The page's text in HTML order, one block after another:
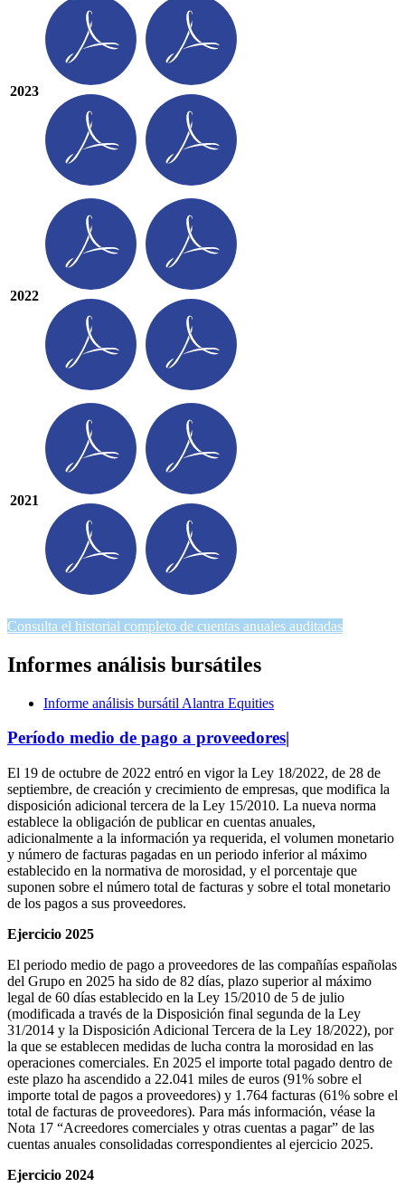
2023
2022
2021
Consulta el historial completo de cuentas anuales auditadas
Informes análisis bursátiles
Informe análisis bursátil Alantra Equities
Período medio de pago a proveedores|
El 19 de octubre de 2022 entró en vigor la Ley 18/2022, de 28 de
septiembre, de creación y crecimiento de empresas, que modifica la
disposición adicional tercera de la Ley 15/2010. La nueva norma
establece la obligación de publicar en cuentas anuales,
adicionalmente a la información ya requerida, el volumen monetario
y número de facturas pagadas en un periodo inferior al máximo
establecido en la normativa de morosidad, y el porcentaje que
suponen sobre el número total de facturas y sobre el total monetario
de los pagos a sus proveedores.
Ejercicio 2025
El periodo medio de pago a proveedores de las compañías españolas
del Grupo en 2025 ha sido de 82 días, plazo superior al máximo
legal de 60 días establecido en la Ley 15/2010 de 5 de julio
(modificada a través de la Disposición final segunda de la Ley
31/2014 y la Disposición Adicional Tercera de la Ley 18/2022), por
la que se establecen medidas de lucha contra la morosidad en las
operaciones comerciales. En 2025 el importe total pagado dentro de
este plazo ha ascendido a 22.041 miles de euros (91% sobre el
importe total de pagos a proveedores) y 1.764 facturas (61% sobre el
total de facturas de proveedores). Para más información, véase la
Nota 17 “Acreedores comerciales y otras cuentas a pagar” de las
cuentas anuales consolidadas correspondientes al ejercicio 2025.
Ejercicio 2024